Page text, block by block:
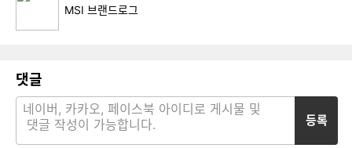
MSI 브랜드로그
댓글
등록